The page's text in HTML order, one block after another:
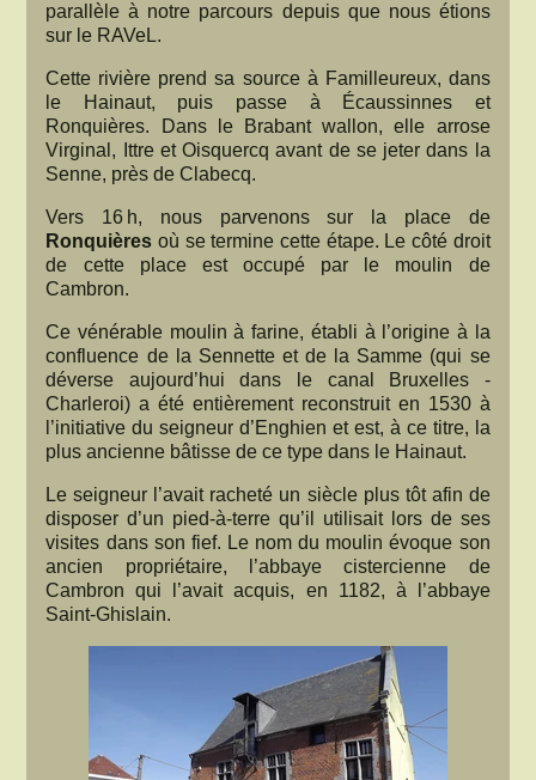
parallèle à notre parcours depuis que nous étions
sur le RAVeL.
Cette rivière prend sa source à Familleureux, dans
le Hainaut, puis passe à Écaussinnes et
Ronquières. Dans le Brabant wallon, elle arrose
Virginal, Ittre et Oisquercq avant de se jeter dans la
Senne, près de Clabecq.
Vers 16 h, nous parvenons sur la place de
Ronquières où se termine cette étape. Le côté droit
de cette place est occupé par le moulin de
Cambron.
Ce vénérable moulin à farine, établi à l’origine à la
confluence de la Sennette et de la Samme (qui se
déverse aujourd’hui dans le canal Bruxelles -
Charleroi) a été entièrement reconstruit en 1530 à
l’initiative du seigneur d’Enghien et est, à ce titre, la
plus ancienne bâtisse de ce type dans le Hainaut.
Le seigneur l’avait racheté un siècle plus tôt afin de
disposer d’un pied-à-terre qu’il utilisait lors de ses
visites dans son fief. Le nom du moulin évoque son
ancien propriétaire, l’abbaye cistercienne de
Cambron qui l’avait acquis, en 1182, à l’abbaye
Saint-Ghislain.